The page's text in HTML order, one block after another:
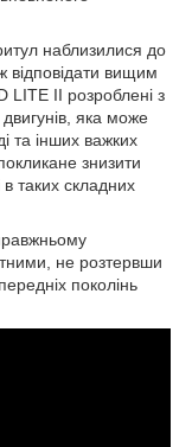
наблизилися до
відповідати вищим
LITE II розроблені з
двигунів, яка може
та інших важких
знизити
таких складних
не розтервши
поколінь